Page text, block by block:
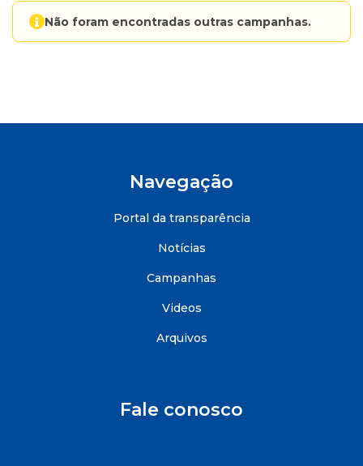
Não foram encontradas outras campanhas.
Navegação
Portal da transparência
Notícias
Campanhas
Videos
Arquivos
Fale conosco